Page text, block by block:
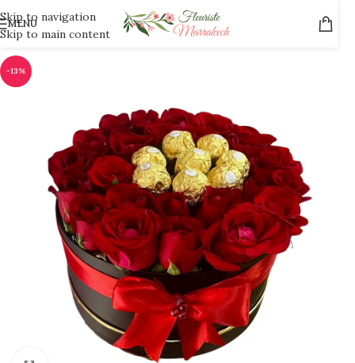
Skip to navigation
Skip to main content
MENU
-13%